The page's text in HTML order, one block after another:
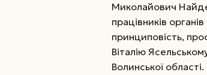
Миколайович
працівників
принциповість,
Віталію
Волинської